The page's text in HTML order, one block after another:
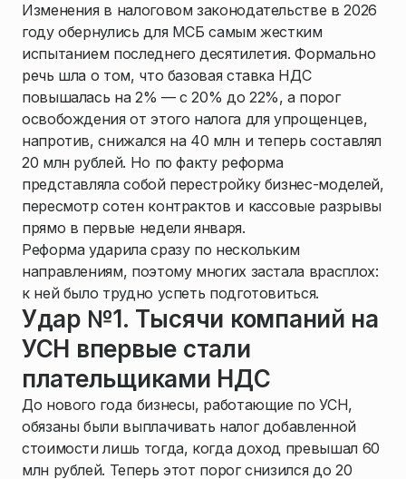
Изменения в налоговом законодательстве в 2026
году обернулись для МСБ самым жестким
испытанием последнего десятилетия. Формально
речь шла о том, что базовая ставка НДС
повышалась на 2% — с 20% до 22%, а порог
освобождения от этого налога для упрощенцев,
напротив, снижался на 40 млн и теперь составлял
20 млн рублей. Но по факту реформа
представляла собой перестройку бизнес-моделей,
пересмотр сотен контрактов и кассовые разрывы
прямо в первые недели января.
Реформа ударила сразу по нескольким
направлениям, поэтому многих застала врасплох:
к ней было трудно успеть подготовиться.
Удар №1. Тысячи компаний на
УСН впервые стали
плательщиками НДС
До нового года бизнесы, работающие по УСН,
обязаны были выплачивать налог добавленной
стоимости лишь тогда, когда доход превышал 60
млн рублей. Теперь этот порог снизился до 20